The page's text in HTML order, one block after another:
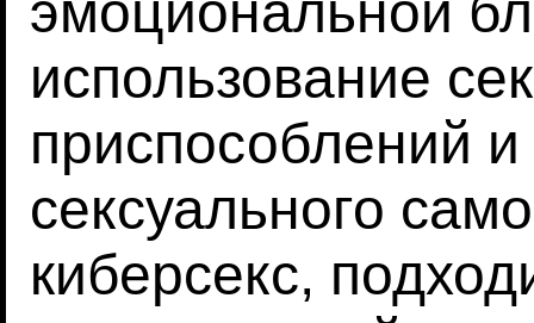
использование
приспособлений
сексуального
киберсекс,